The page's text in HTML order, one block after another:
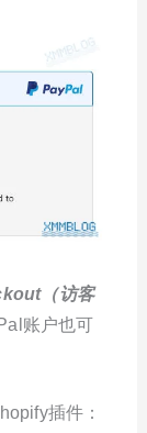
（访客
账户也可
插件：